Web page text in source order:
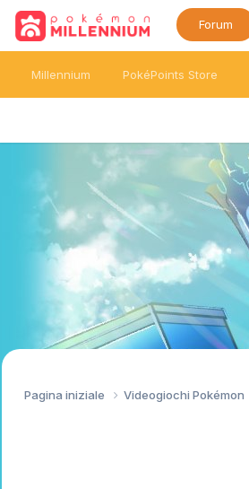
Forum
Millennium PokéPoints Store
Pagina iniziale Videogiochi Pokémon